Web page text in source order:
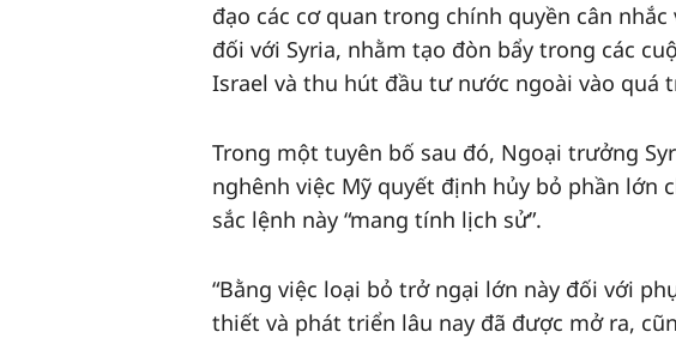
đạo các cơ quan trong chính quyền cân
đối với Syria, nhằm tạo đòn bẩy trong các
Israel và thu hút đầu tư nước ngoài vào quá
Trong một tuyên bố sau đó, Ngoại trưởng
nghênh việc Mỹ quyết định hủy bỏ phần
sắc lệnh này “mang tính lịch sử”.
“Bằng việc loại bỏ trở ngại lớn này đối với
thiết và phát triển lâu nay đã được mở ra,